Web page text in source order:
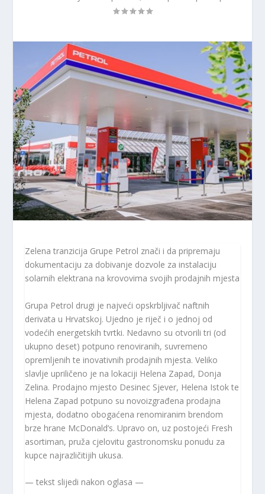
Zelena tranzicija Grupe Petrol znači i da pripremaju
dokumentaciju za dobivanje dozvole za instalaciju
solarnih elektrana na krovovima svojih prodajnih mjesta
Grupa Petrol drugi je najveći opskrbljivač naftnih
derivata u Hrvatskoj. Ujedno je riječ i o jednoj od
vodećih energetskih tvrtki. Nedavno su otvorili tri (od
ukupno deset) potpuno renoviranih, suvremeno
opremljenih te inovativnih prodajnih mjesta. Veliko
slavlje upriličeno je na lokaciji Helena Zapad, Donja
Zelina. Prodajno mjesto Desinec Sjever, Helena Istok te
Helena Zapad potpuno su novoizgrađena prodajna
mjesta, dodatno obogaćena renomiranim brendom
brze hrane McDonald’s. Upravo on, uz postojeći Fresh
asortiman, pruža cjelovitu gastronomsku ponudu za
kupce najrazličitijih ukusa.
— tekst slijedi nakon oglasa —